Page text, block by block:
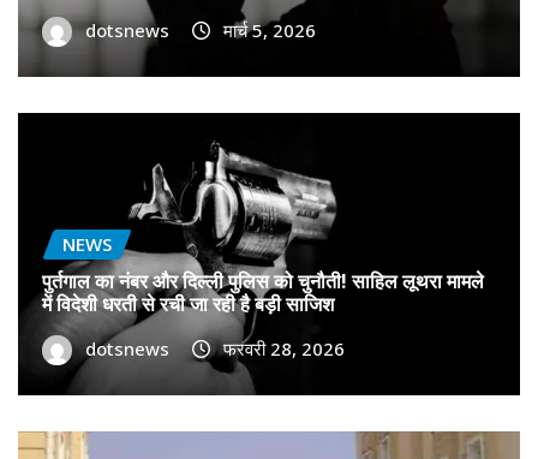
dotsnews मार्च 5, 2026
NEWS
पुर्तगाल का नंबर और दिल्ली पुलिस को चुनौती! साहिल लूथरा मामले
में विदेशी धरती से रची जा रही है बड़ी साजिश
dotsnews फरवरी 28, 2026